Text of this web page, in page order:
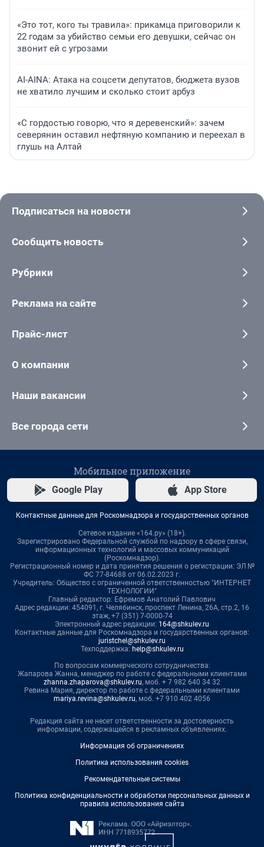
«Это тот, кого ты травила»: прикамца приговорили к
22 годам за убийство семьи его девушки, сейчас он
звонит ей с угрозами
AI-AINA: Атака на соцсети депутатов, бюджета вузов
не хватило лучшим и сколько стоит арбуз
«С гордостью говорю, что я деревенский»: зачем
северянин оставил нефтяную компанию и переехал в
глушь на Алтай
Подписаться на новости
Сообщить новость
Рубрики
Реклама на сайте
Прайс-лист
О компании
Наши вакансии
Все города сети
Мобильное приложение
Google Play App Store
Контактные данные для Роскомнадзора и государственных органов
Сетевое издание «164.ру» (18+).
Зарегистрировано Федеральной службой по надзору в сфере связи,
информационных технологий и массовых коммуникаций
(Роскомнадзор).
Регистрационный номер и дата принятия решения о регистрации: ЭЛ №
ФС 77-84688 от 06.02.2023 г.
Учредитель: Общество с ограниченной ответственностью "ИНТЕРНЕТ
ТЕХНОЛОГИИ"
Главный редактор: Ефремов Анатолий Павлович
Адрес редакции: 454091, г. Челябинск, проспект Ленина, 26А, стр.2, 16
этаж, +7 (351) 7-0000-74
Электронный адрес редакции: 164@shkulev.ru
Контактные данные для Роскомнадзора и государственных органов:
juristchel@shkulev.ru
Техподдержка: help@shkulev.ru
По вопросам коммерческого сотрудничества:
Жапарова Жанна, менеджер по работе с федеральными клиентами
zhanna.zhaparova@shkulev.ru, моб. + 7 982 640 34 32
Ревина Мария, директор по работе с федеральными клиентами
mariya.revina@shkulev.ru, моб. +7 910 402 4056
Редакция сайта не несет ответственности за достоверность
информации, содержащейся в рекламных объявлениях.
Информация об ограничениях
Политика использования cookies
Рекомендательные системы
Политика конфиденциальности и обработки персональных данных и
правила использования сайта